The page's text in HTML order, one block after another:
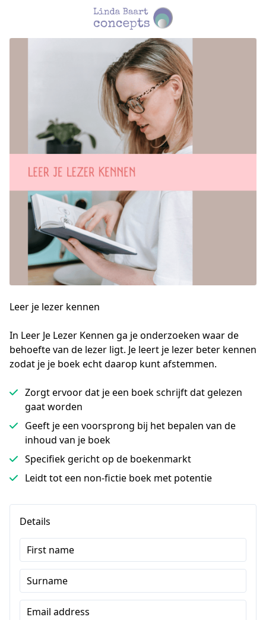
Leer je lezer kennen
In Leer Je Lezer Kennen ga je onderzoeken waar de
behoefte van de lezer ligt. Je leert je lezer beter kennen
zodat je je boek echt daarop kunt afstemmen.
Zorgt ervoor dat je een boek schrijft dat gelezen
gaat worden
Geeft je een voorsprong bij het bepalen van de
inhoud van je boek
Specifiek gericht op de boekenmarkt
Leidt tot een non-fictie boek met potentie
Details
First name
Surname
Email address